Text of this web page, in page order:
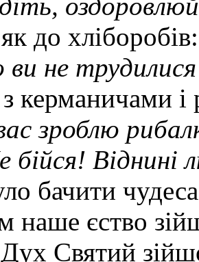
до
ви не трудилися
керманичами і
зроблю
бійся! Віднині
бачити
наше єство
Дух Святий